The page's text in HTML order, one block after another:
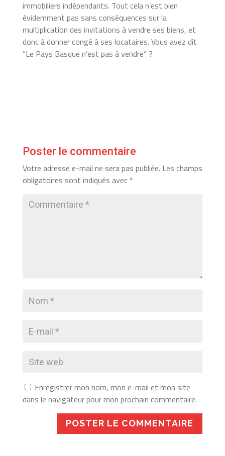
immobiliers indépendants. Tout cela n’est bien
évidemment pas sans conséquences sur la
multiplication des invitations à vendre ses biens, et
donc à donner congé à ses locataires. Vous avez dit
“Le Pays Basque n’est pas à vendre” ?
Poster le commentaire
Votre adresse e-mail ne sera pas publiée. Les champs
obligatoires sont indiqués avec *
Enregistrer mon nom, mon e-mail et mon site
dans le navigateur pour mon prochain commentaire.